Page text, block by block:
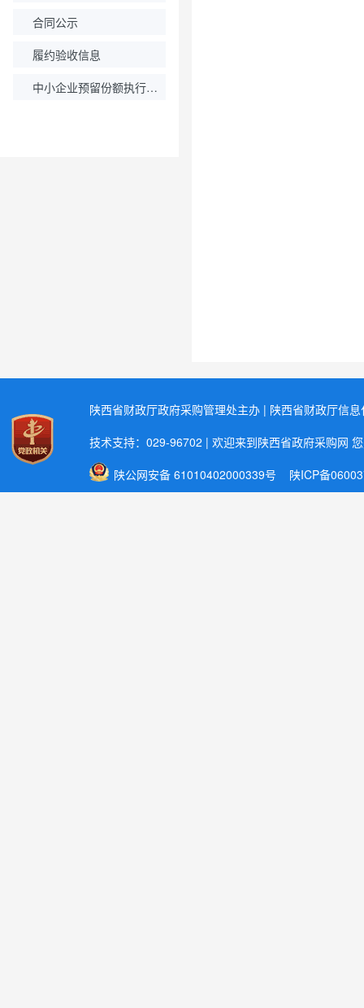
合同公示
履约验收信息
中小企业预留份额执行情况公示
陕西省财政厅政府采购管理处主办 | 陕西省财政厅信
技术支持：029-96702 | 欢迎来到陕西省政府采购网
陕公网安备 61010402000339号 陕ICP备